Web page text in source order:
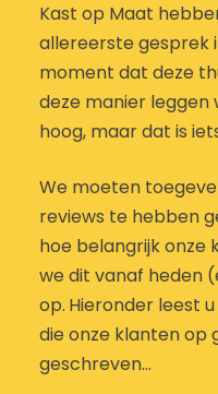
Kast op Maat
allereerste gesprek
moment dat deze
deze manier leggen
hoog, maar dat is
We moeten
reviews te hebben
hoe belangrijk onze
we dit vanaf heden
op. Hieronder leest
die onze klanten op
geschreven…